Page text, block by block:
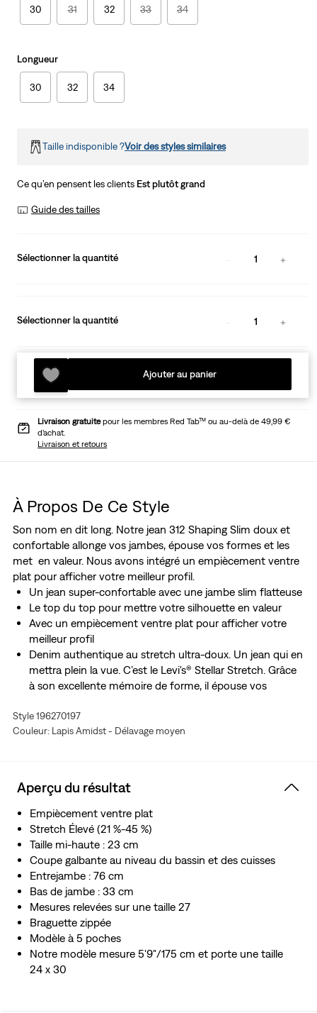
30 31 32 33 34
Longueur
30 32 34
Taille indisponible ?Voir des styles similaires
Ce qu’en pensent les clients Est plutôt grand
Guide des tailles
Sélectionner la quantité 1
Sélectionner la quantité 1
Ajouter au panier
Livraison gratuitepour les membres Red Tab™ ou au-delà de 49,99 €
d’achat.
Livraison et retours
À Propos De Ce Style
Son nom en dit long. Notre jean 312 Shaping Slim doux et
confortable allonge vos jambes, épouse vos formes et les
met en valeur. Nous avons intégré un empiècement ventre
plat pour afficher votre meilleur profil.
Un jean super-confortable avec une jambe slim flatteuse
Le top du top pour mettre votre silhouette en valeur
Avec un empiècement ventre plat pour afficher votre
meilleur profil
Denim authentique au stretch ultra-doux. Un jean qui en
mettra plein la vue. C’est le Levi's® Stellar Stretch. Grâce
à son excellente mémoire de forme, il épouse vos
détendre à l’excès, où que vous alliez et en toutes
circonstances.
Style 196270197
Couleur: Lapis Amidst - Délavage moyen
Aperçu du résultat
Empiècement ventre plat
Stretch Élevé (21 %-45 %)
Taille mi-haute : 23 cm
Coupe galbante au niveau du bassin et des cuisses
Entrejambe : 76 cm
Bas de jambe : 33 cm
Mesures relevées sur une taille 27
Braguette zippée
Modèle à 5 poches
Notre modèle mesure 5'9"/175 cm et porte une taille
24 x 30